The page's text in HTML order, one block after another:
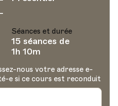
Séances et durée
15 séances de
1h 10m
nous votre adresse e-
e si ce cours est reconduit